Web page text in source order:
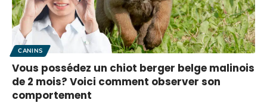
CANINS
Vous possédez un chiot berger belge malinois
de 2 mois? Voici comment observer son
comportement